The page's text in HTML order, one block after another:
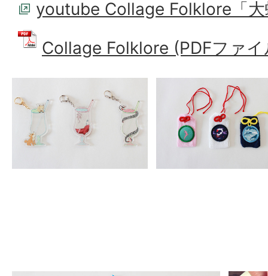
youtube Collage Folklore「
Collage Folklore (PDFファ